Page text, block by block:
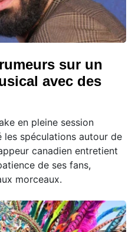
sur un
avec des
en pleine session
les spéculations autour de
canadien entretient
de ses fans,
morceaux.